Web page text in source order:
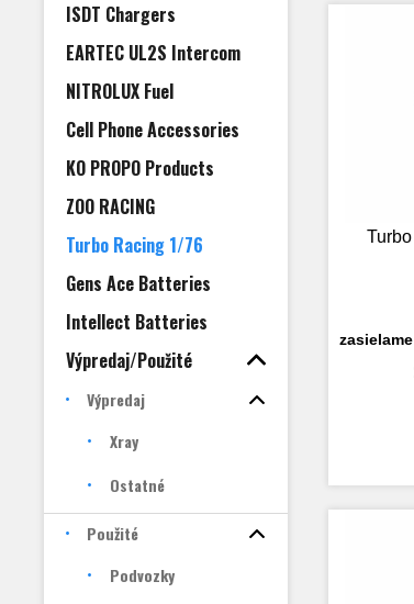
ISDT Chargers
EARTEC UL2S Intercom
NITROLUX Fuel
Cell Phone Accessories
KO PROPO Products
ZOO RACING
Turbo Racing 1/76
Gens Ace Batteries
Intellect Batteries
Výpredaj/Použité
Výpredaj
Xray
Ostatné
Použité
Podvozky